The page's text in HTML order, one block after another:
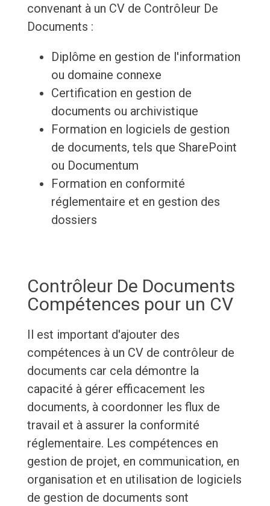
convenant à un CV de Contrôleur De
Documents :
Diplôme en gestion de l'information
ou domaine connexe
Certification en gestion de
documents ou archivistique
Formation en logiciels de gestion
de documents, tels que SharePoint
ou Documentum
Formation en conformité
réglementaire et en gestion des
dossiers
Contrôleur De Documents
Compétences pour un CV
Il est important d'ajouter des
compétences à un CV de contrôleur de
documents car cela démontre la
capacité à gérer efficacement les
documents, à coordonner les flux de
travail et à assurer la conformité
réglementaire. Les compétences en
gestion de projet, en communication, en
organisation et en utilisation de logiciels
de gestion de documents sont